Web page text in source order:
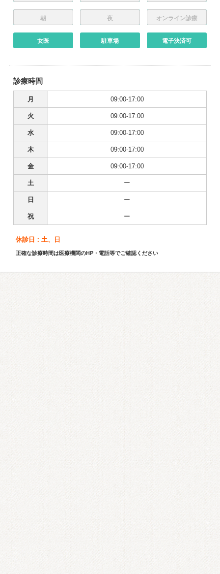
朝 夜 オンライン診療
女医 駐車場 電子決済可
診療時間
月 09:00-17:00
火 09:00-17:00
水 09:00-17:00
木 09:00-17:00
金 09:00-17:00
土 ー
日 ー
祝 ー
休診日：土、日
正確な診療時間は医療機関のHP・電話等でご確認ください